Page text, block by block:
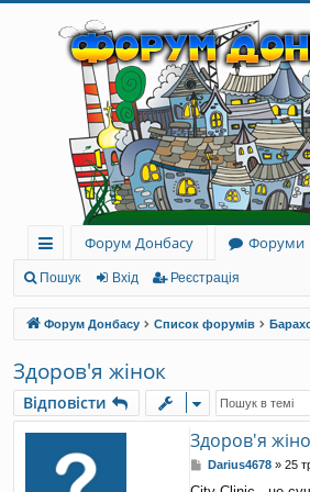
ви
дк
и
й
до
Форум Донбасу
Форуми
Пошук Вхід Реєстрація
Форум Донбасу Список форумів
Здоров'я жінок
Відповісти
Здоров'я
ПDarius4678» 25